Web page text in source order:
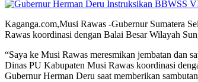
Kaganga.com,Musi Rawas -Gubernur Sumatera
Rawas koordinasi dengan Balai Besar Wilayah
“Saya ke Musi Rawas meresmikan jembatan dan
Dinas PU Kabupaten Musi Rawas koordinasi
Gubernur Herman Deru saat memberikan